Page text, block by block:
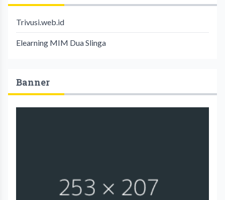
Trivusi.web.id
Elearning MIM Dua Slinga
Banner